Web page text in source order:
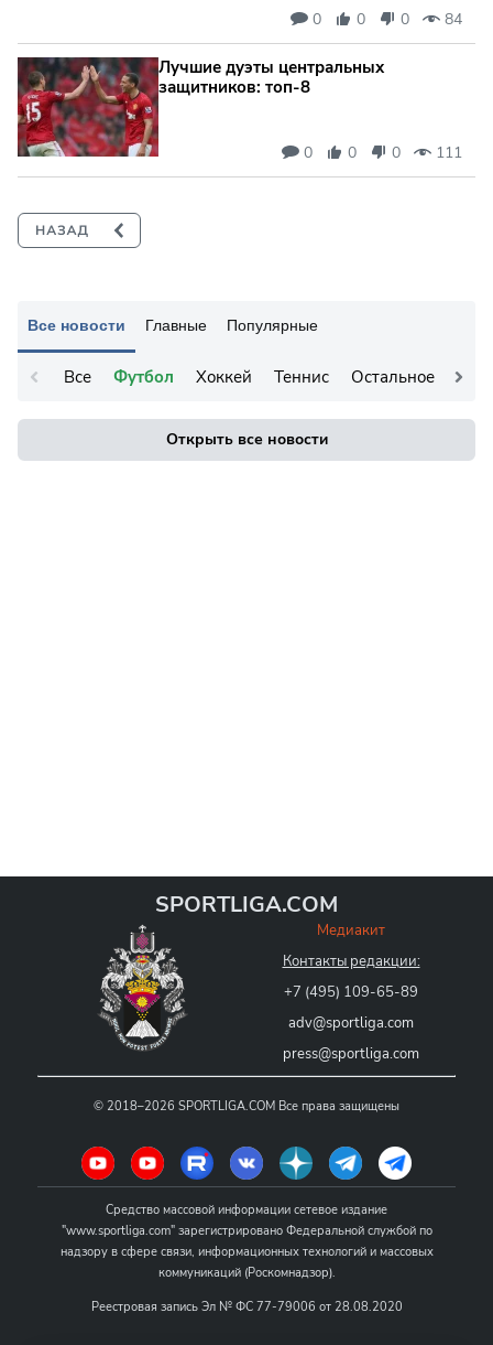
Все новости Главные Популярные
Все Футбол Хоккей Теннис Остальное
Открыть все новости
0 0 0 84
Лучшие дуэты центральных
защитников: топ‑8
0 0 0 111
SPORTLIGA.COM
Медиакит
Контакты редакции:
+7 (495) 109-65-89
adv@sportliga.com
press@sportliga.com
© 2018–2026 SPORTLIGA.COM Все права защищены
Средство массовой информации сетевое издание
"www.sportliga.com" зарегистрировано Федеральной службой по
надзору в сфере связи, информационных технологий и массовых
коммуникаций (Роскомнадзор).
Реестровая запись Эл № ФС 77-79006 от 28.08.2020